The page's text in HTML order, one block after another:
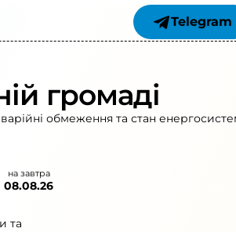
Telegram
громаді
обмеження та стан
на завтра
08.08.26
та